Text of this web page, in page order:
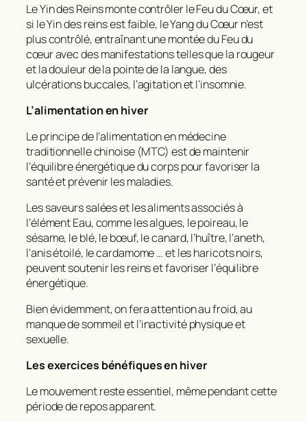
Le Yin des Reins monte contrôler le Feu du Cœur, et
si le Yin des reins est faible, le Yang du Cœur n’est
plus contrôlé, entraînant une montée du Feu du
cœur avec des manifestations telles que la rougeur
et la douleur de la pointe de la langue, des
ulcérations buccales, l’agitation et l’insomnie.
L’alimentation en hiver
Le principe de l’alimentation en médecine
traditionnelle chinoise (MTC) est de maintenir
l’équilibre énergétique du corps pour favoriser la
santé et prévenir les maladies.
Les saveurs salées et les aliments associés à
l’élément Eau, comme les algues, le poireau, le
sésame, le blé, le bœuf, le canard, l’huître, l’aneth,
l’anis étoilé, le cardamome … et les haricots noirs,
peuvent soutenir les reins et favoriser l’équilibre
énergétique.
Bien évidemment, on fera attention au froid, au
manque de sommeil et l’inactivité physique et
sexuelle.
Les exercices bénéfiques en hiver
Le mouvement reste essentiel, même pendant cette
période de repos apparent.